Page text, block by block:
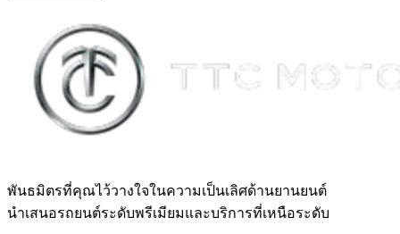
พันธมิตรที่คุณไว้วางใจในความเป็นเลิศด้านยานยนต์
นำเสนอรถยนต์ระดับพรีเมียมและบริการที่เหนือระดับ